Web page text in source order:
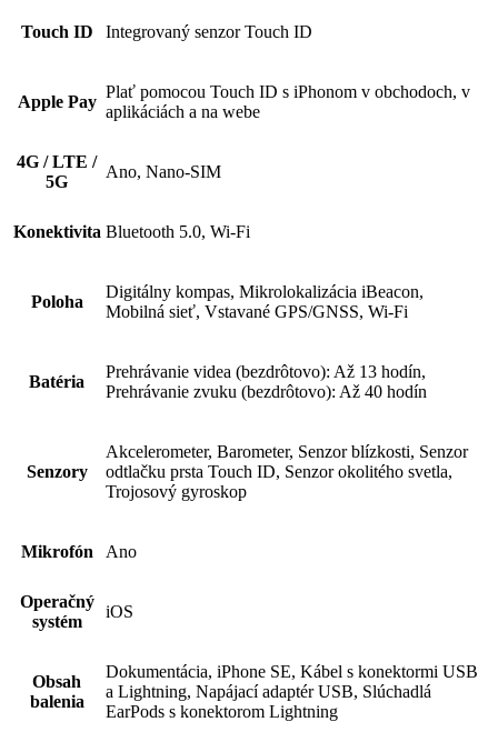
Touch ID Integrovaný senzor Touch ID
Apple Pay
Plať pomocou Touch ID s iPhonom v obchodoch, v
aplikáciách a na webe
4G / LTE /
5G
Ano, Nano-SIM
Konektivita Bluetooth 5.0, Wi-Fi
Poloha
Digitálny kompas, Mikrolokalizácia iBeacon,
Mobilná sieť, Vstavané GPS/GNSS, Wi‑Fi
Batéria
Prehrávanie videa (bezdrôtovo): Až 13 hodín,
Prehrávanie zvuku (bezdrôtovo): Až 40 hodín
Senzory
Akcelerometer, Barometer, Senzor blízkosti, Senzor
odtlačku prsta Touch ID, Senzor okolitého svetla,
Trojosový gyroskop
Mikrofón Ano
Operačný
systém
iOS
Obsah
balenia
Dokumentácia, iPhone SE, Kábel s konektormi USB
a Lightning, Napájací adaptér USB, Slúchadlá
EarPods s konektorom Lightning